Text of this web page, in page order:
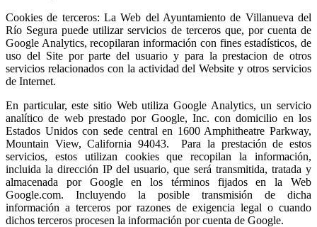
Cookies de terceros: La Web del Ayuntamiento de Villanueva del
Río Segura puede utilizar servicios de terceros que, por cuenta de
Google Analytics, recopilaran información con fines estadísticos, de
uso del Site por parte del usuario y para la prestacion de otros
servicios relacionados con la actividad del Website y otros servicios
de Internet.
En particular, este sitio Web utiliza Google Analytics, un servicio
analítico de web prestado por Google, Inc. con domicilio en los
Estados Unidos con sede central en 1600 Amphitheatre Parkway,
Mountain View, California 94043. Para la prestación de estos
servicios, estos utilizan cookies que recopilan la información,
incluida la dirección IP del usuario, que será transmitida, tratada y
almacenada por Google en los términos fijados en la Web
Google.com. Incluyendo la posible transmisión de dicha
información a terceros por razones de exigencia legal o cuando
dichos terceros procesen la información por cuenta de Google.